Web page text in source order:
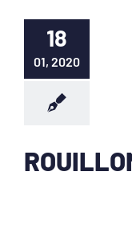
18
01, 2020